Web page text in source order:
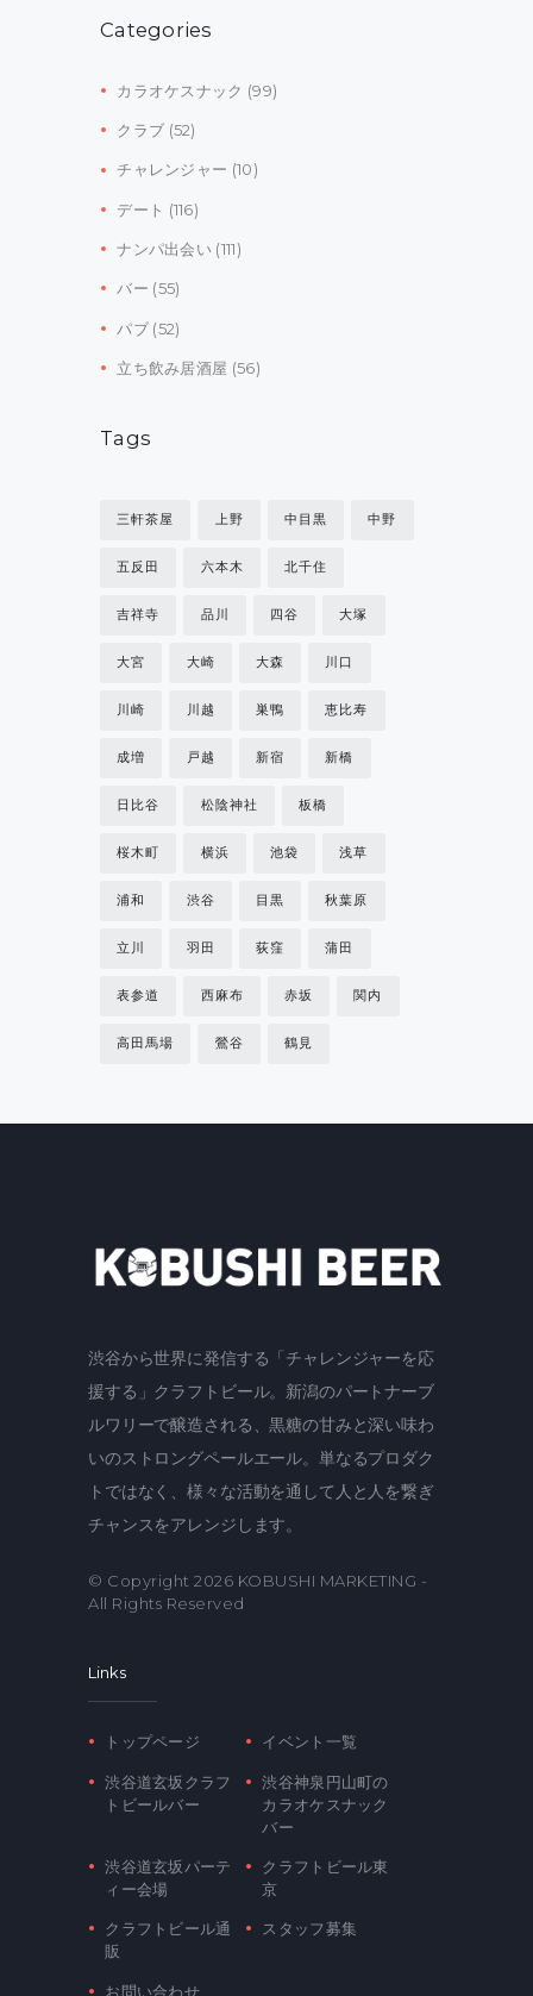
Categories
カラオケスナック (99)
クラブ (52)
チャレンジャー (10)
デート (116)
ナンパ出会い (111)
バー (55)
パブ(52)
立ち飲み居酒屋 (56)
Tags
三軒茶屋 上野 中目黒 中野
五反田 六本木 北千住
吉祥寺 品川 四谷 大塚
大宮 大崎 大森 川口
川崎 川越 巣鴨 恵比寿
成増 戸越 新宿 新橋
日比谷 松陰神社 板橋
桜木町 横浜 池袋 浅草
浦和 渋谷 目黒 秋葉原
立川 羽田 荻窪 蒲田
表参道 西麻布 赤坂 関内
高田馬場 鶯谷 鶴見
渋谷から世界に発信する「チャレンジャーを応
援する」クラフトビール。新潟のパートナーブ
ルワリーで醸造される、黒糖の甘みと深い味わ
いのストロングペールエール。単なるプロダク
トではなく、様々な活動を通して人と人を繋ぎ
チャンスをアレンジします。
© Copyright 2026 KOBUSHI MARKETING -
All Rights Reserved
Links
トップページ イベント一覧
渋谷道玄坂クラフ
トビールバー
渋谷神泉円山町の
カラオケスナック
バー
渋谷道玄坂パーテ
ィー会場
クラフトビール東
京
クラフトビール通
販
スタッフ募集
お問い合わせ